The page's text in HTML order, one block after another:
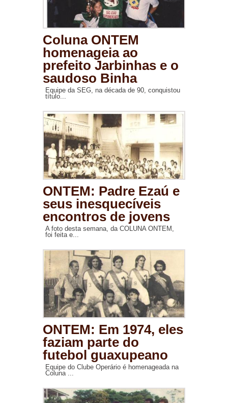
Coluna ONTEM
homenageia ao
prefeito Jarbinhas e o
saudoso Binha
Equipe da SEG, na década de 90, conquistou
título...
ONTEM: Padre Ezaú e
seus inesquecíveis
encontros de jovens
A foto desta semana, da COLUNA ONTEM,
foi feita e...
ONTEM: Em 1974, eles
faziam parte do
futebol guaxupeano
Equipe do Clube Operário é homenageada na
Coluna ...